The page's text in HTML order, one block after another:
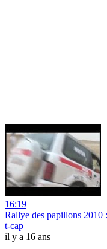
16:19
Rallye des papillons
t-cap
il y a 16 ans